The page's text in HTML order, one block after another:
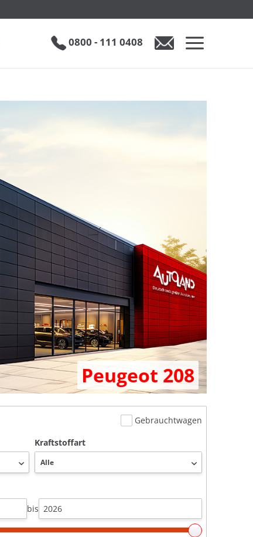
0800 - 111 0408
Peugeot 208
Gebrauchtwagen
Kraftstoffart
bis